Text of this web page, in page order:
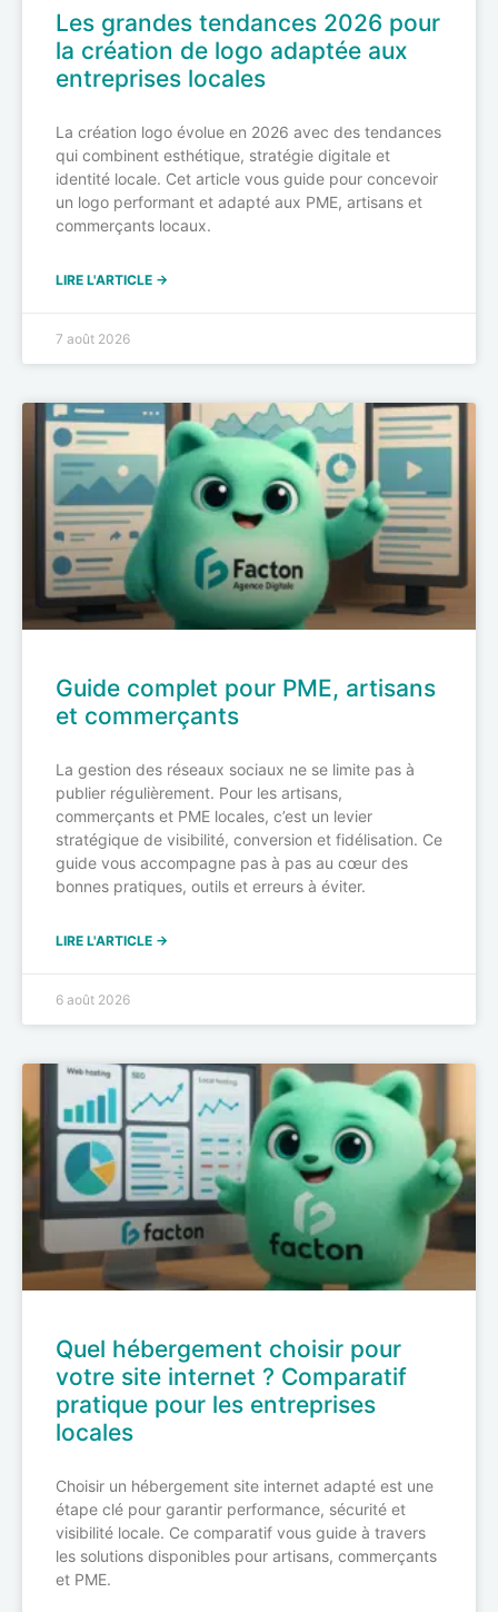
Les grandes tendances 2026 pour
la création de logo adaptée aux
entreprises locales
La création logo évolue en 2026 avec des tendances
qui combinent esthétique, stratégie digitale et
identité locale. Cet article vous guide pour concevoir
un logo performant et adapté aux PME, artisans et
commerçants locaux.
LIRE L'ARTICLE →
7 août 2026
Guide complet pour PME, artisans
et commerçants
La gestion des réseaux sociaux ne se limite pas à
publier régulièrement. Pour les artisans,
commerçants et PME locales, c’est un levier
stratégique de visibilité, conversion et fidélisation. Ce
guide vous accompagne pas à pas au cœur des
bonnes pratiques, outils et erreurs à éviter.
LIRE L'ARTICLE →
6 août 2026
Quel hébergement choisir pour
votre site internet ? Comparatif
pratique pour les entreprises
locales
Choisir un hébergement site internet adapté est une
étape clé pour garantir performance, sécurité et
visibilité locale. Ce comparatif vous guide à travers
les solutions disponibles pour artisans, commerçants
et PME.